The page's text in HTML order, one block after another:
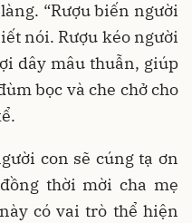
“Rượu biến người
nói. Rượu kéo người
dây mâu thuẫn, giúp
bọc và che chở cho
con sẽ cúng tạ ơn
thời mời cha mẹ
có vai trò thể hiện